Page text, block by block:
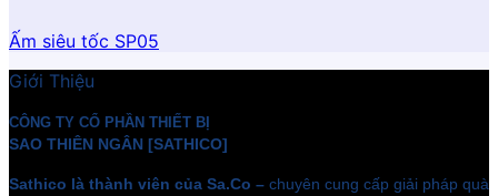
Ấm siêu tốc SP05
Giới Thiệu
CÔNG TY CỔ PHẦN THIẾT BỊ
SAO THIÊN NGÂN [SATHICO]
Sathico là thành viên của Sa.Co – chuyên cung cấp giải pháp quà